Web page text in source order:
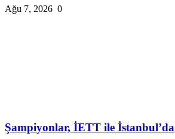
Ağu 7, 2026 0
Şampiyonlar, İETT ile İstanbul’da